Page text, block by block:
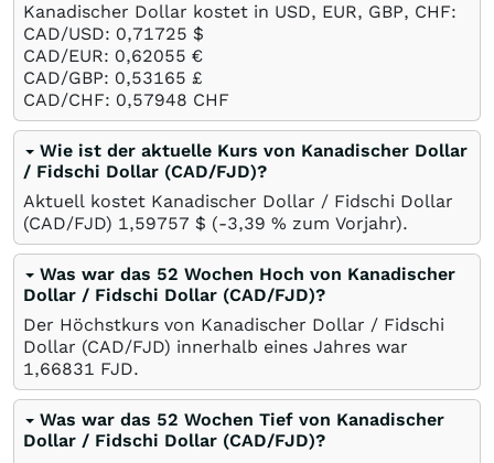
Kanadischer Dollar kostet in USD, EUR, GBP, CHF:
CAD/USD: 0,71725 $
CAD/EUR: 0,62055 €
CAD/GBP: 0,53165 £
CAD/CHF: 0,57948 CHF
Wie ist der aktuelle Kurs von Kanadischer Dollar
/ Fidschi Dollar (CAD/FJD)?
Aktuell kostet Kanadischer Dollar / Fidschi Dollar
(CAD/FJD) 1,59757 $ (-3,39 % zum Vorjahr).
Was war das 52 Wochen Hoch von Kanadischer
Dollar / Fidschi Dollar (CAD/FJD)?
Der Höchstkurs von Kanadischer Dollar / Fidschi
Dollar (CAD/FJD) innerhalb eines Jahres war
1,66831 FJD.
Was war das 52 Wochen Tief von Kanadischer
Dollar / Fidschi Dollar (CAD/FJD)?